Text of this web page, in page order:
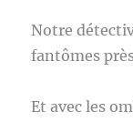
Notre
fantômes
Et avec les